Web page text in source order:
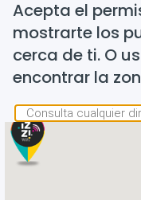
Acepta el
mostrarte los
cerca de ti. O
encontrar la